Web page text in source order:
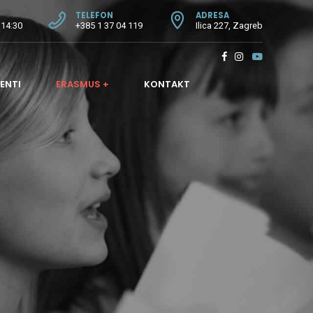
TELEFON
+385 1 37 04 119
ADRESA
Ilica 227, Zagreb
ERASMUS + KONTAKT